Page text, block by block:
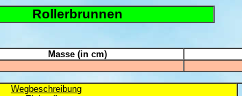
Rollerbrunnen
Masse (in cm)
Wegbeschreibung